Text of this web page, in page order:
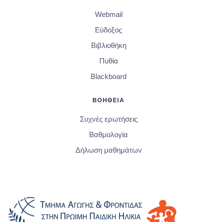
Webmail
Εύδοξος
Βιβλιοθήκη
Πυθία
Blackboard
ΒΟΗΘΕΙΑ
Συχνές ερωτήσεις
Βαθμολογία
Δήλωση μαθημάτων